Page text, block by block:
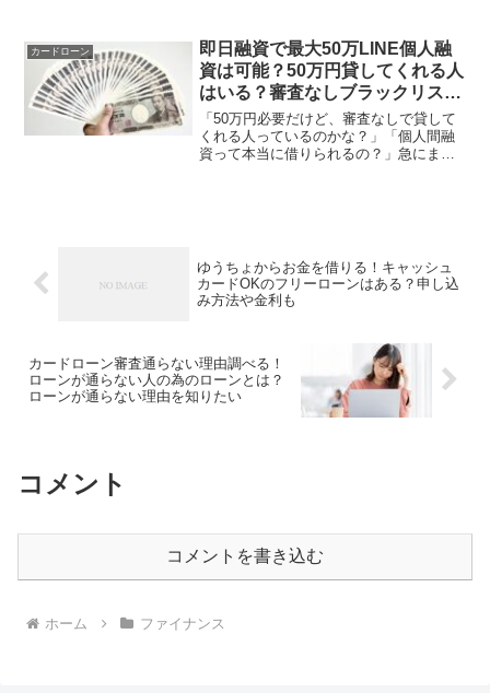
ループの連結子会社なので、「やばい」
サービスではありません...
カードローン
即日融資で最大50万LINE個人融
資は可能？50万円貸してくれる人
はいる？審査なしブラックリス
ト。無職・知恵袋など
「50万円必要だけど、審査なしで貸して
くれる人っているのかな？」「個人間融
資って本当に借りられるの？」急にまと
ゆうちょからお金を借りる！キャッシュ
カードOKのフリーローンはある？申し込
み方法や金利も
カードローン審査通らない理由調べる！
ローンが通らない人の為のローンとは？
ローンが通らない理由を知りたい
コメント
コメントを書き込む
ホーム ファイナンス